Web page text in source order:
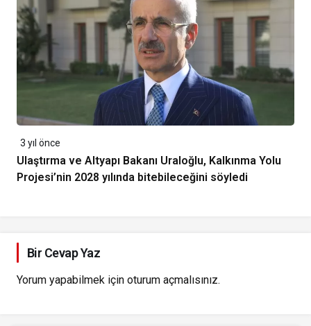
3 yıl önce
Ulaştırma ve Altyapı Bakanı Uraloğlu, Kalkınma Yolu
Projesi’nin 2028 yılında bitebileceğini söyledi
Bir Cevap Yaz
Yorum yapabilmek için oturum açmalısınız.